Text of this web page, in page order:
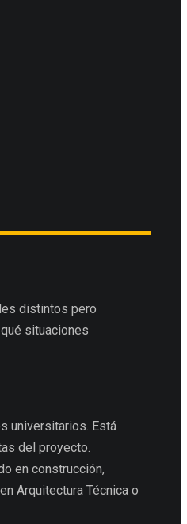
distintos pero
situaciones
universitarios. Está
del proyecto.
en construcción,
Arquitectura Técnica o